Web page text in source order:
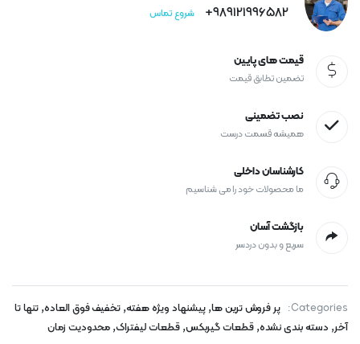
989121996582+ شروع تماس
قیمت های پایین
تضمین تطابق قیمت
نصب تضمینی
همیشه قسمت درست
کارشناسان داخلی
ما محصولات خود را می شناسیم
بازگشت آسان
سریع و بدون دردسر
Categories: پر فروش ترین ها,پیشنهاد ویژه هفته, تخفیف فوق العاده,تنها تا
آخر, دسته بندی نشده,قطعات گیربکس,قطعات لیفتراک, محدودیت زمان